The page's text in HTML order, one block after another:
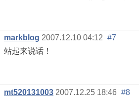
markblog 2007.12.10 04:12 #7
站起来说话！
mt520131003 2007.12.25 18:46 #8